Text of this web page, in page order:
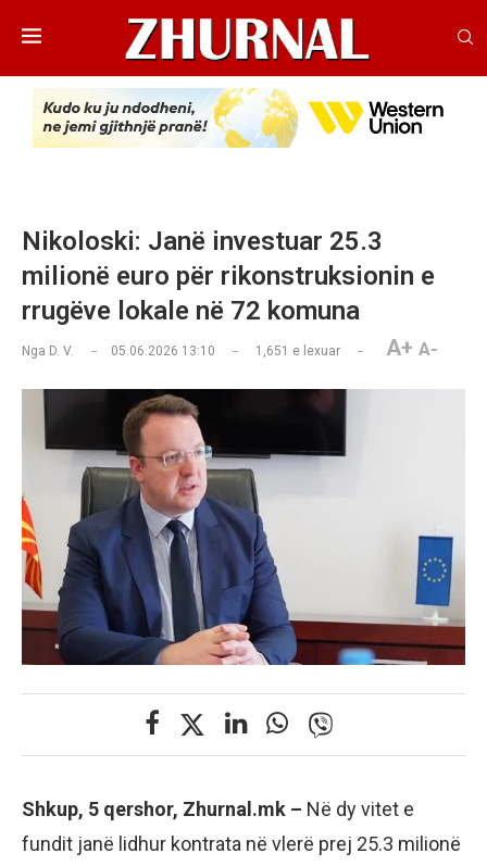
Nikoloski: Janë investuar 25.3
milionë euro për rikonstruksionin e
rrugëve lokale në 72 komuna
Nga D. V. 05.06.2026 13:10 1,651 e lexuar A+ A-
Shkup, 5 qershor, Zhurnal.mk – Në dy vitet e
fundit janë lidhur kontrata në vlerë prej 25.3 milionë